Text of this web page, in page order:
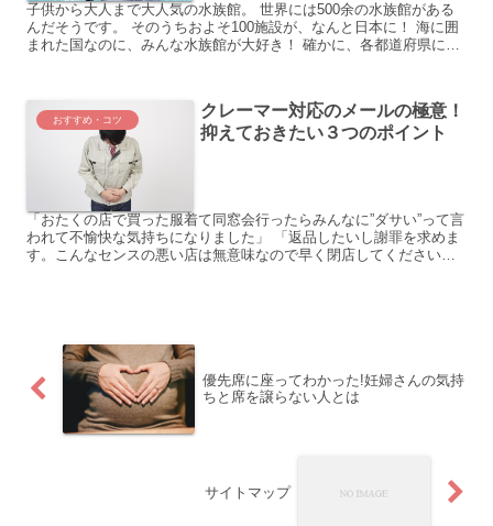
子供から大人まで大人気の水族館。 世界には500余の水族館がある
んだそうです。 そのうちおよそ100施設が、なんと日本に！ 海に囲
まれた国なのに、みんな水族館が大好き！ 確かに、各都道府県に１
おすすめ・コツ
クレーマー対応のメールの極意！
抑えておきたい３つのポイント
「おたくの店で買った服着て同窓会行ったらみんなに”ダサい”って言
われて不愉快な気持ちになりました」 「返品したいし謝罪を求めま
す。こんなセンスの悪い店は無意味なので早く閉店してください」
優先席に座ってわかった!妊婦さんの気持
ちと席を譲らない人とは
サイトマップ